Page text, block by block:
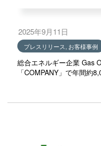
2025年9月11日
プレスリリース, お客様事例
総合エネルギー企業 Gas
「COMPANY」で年間約